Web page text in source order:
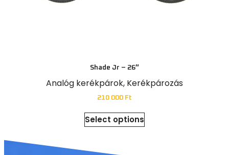
Shade Jr – 26″
Analóg kerékpárok, Kerékpározás
210 000 Ft
Select options